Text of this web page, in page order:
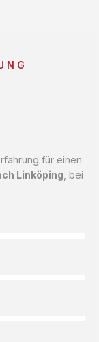
für einen
Linköping , bei